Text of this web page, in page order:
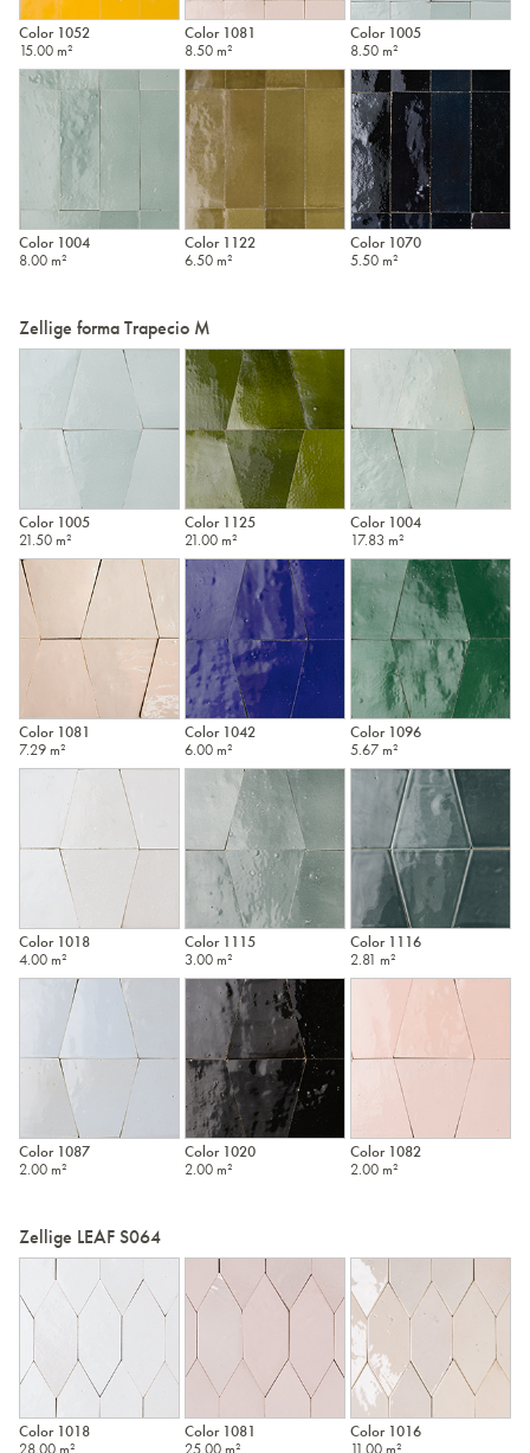
Color 1052
15.00 m²
Color 1081
8.50 m²
Color 1005
8.50 m²
Color 1004
8.00 m²
Color 1122
6.50 m²
Color 1070
5.50 m²
Zellige forma Trapecio M
Color 1005
21.50 m²
Color 1125
21.00 m²
Color 1004
17.83 m²
Color 1081
7.29 m²
Color 1042
6.00 m²
Color 1096
5.67 m²
Color 1018
4.00 m²
Color 1115
3.00 m²
Color 1116
2.81 m²
Color 1087
2.00 m²
Color 1020
2.00 m²
Color 1082
2.00 m²
Zellige LEAF S064
Color 1018
28.00 m²
Color 1081
25.00 m²
Color 1016
11.00 m²